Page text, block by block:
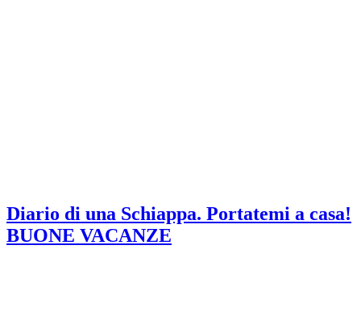
Diario di una Schiappa. Portatemi a casa!
BUONE VACANZE